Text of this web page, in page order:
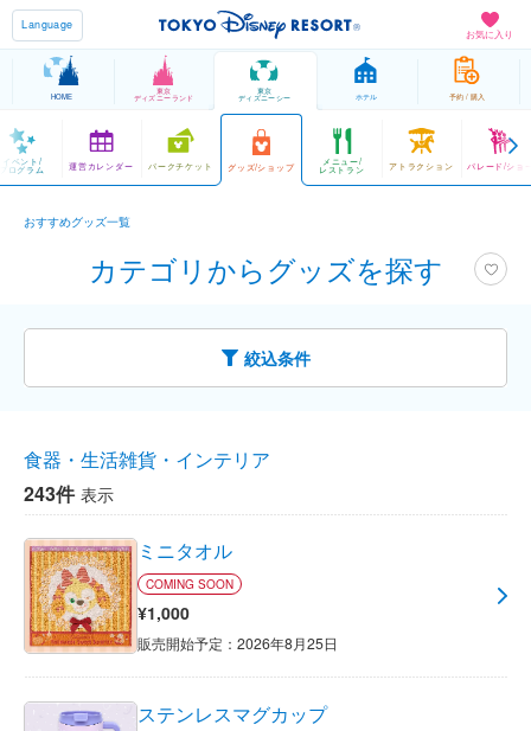
お気に入り
Language
HOME
東京
ディズニーランド
東京
ディズニーシー ホテル 予約 / 購入
イベント/
ログラム 運営カレンダー パークチケット グッズ/ショップ メニュー/
レストラン アトラクション パレード/ショ
おすすめグッズ一覧
カテゴリからグッズを探す
絞込条件
食器・生活雑貨・インテリア
243件 表示
ミニタオル
COMING SOON
¥1,000
販売開始予定：2026年8月25日
ステンレスマグカップ